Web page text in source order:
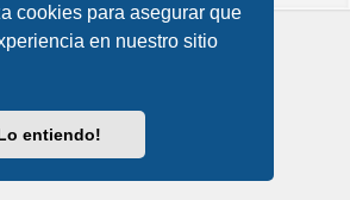
cookies para asegurar que
en nuestro sitio
entiendo!
phpBB
® Forum Software © phpBB Limited
al español por